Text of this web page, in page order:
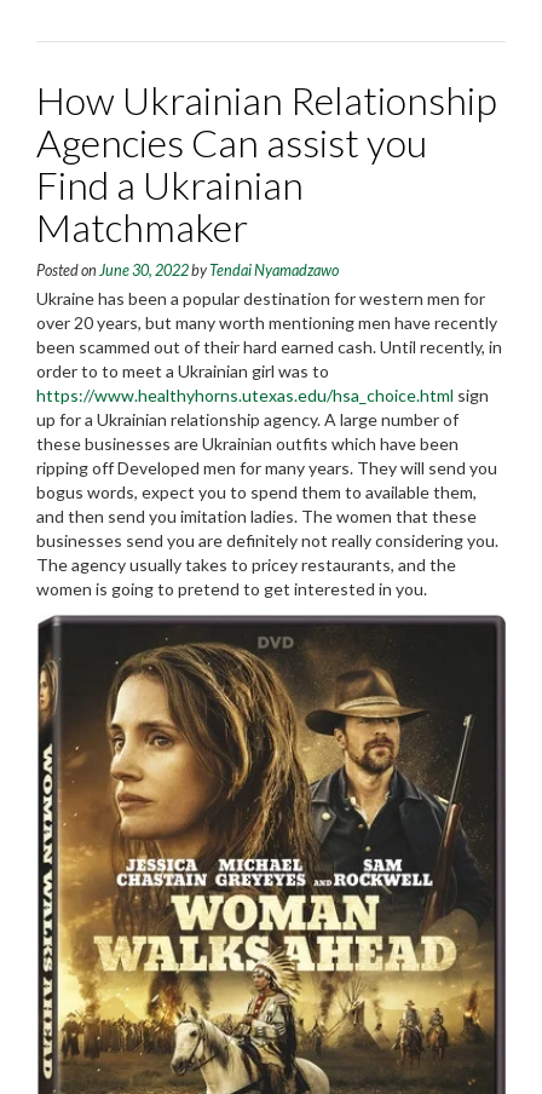
How Ukrainian Relationship
Agencies Can assist you
Find a Ukrainian
Matchmaker
Posted on June 30, 2022byTendai Nyamadzawo
Ukraine has been a popular destination for western men for
over 20 years, but many worth mentioning men have recently
been scammed out of their hard earned cash. Until recently, in
order to to meet a Ukrainian girl was to
https://www.healthyhorns.utexas.edu/hsa_choice.html sign
up for a Ukrainian relationship agency. A large number of
these businesses are Ukrainian outfits which have been
ripping off Developed men for many years. They will send you
bogus words, expect you to spend them to available them,
and then send you imitation ladies. The women that these
businesses send you are definitely not really considering you.
The agency usually takes to pricey restaurants, and the
women is going to pretend to get interested in you.